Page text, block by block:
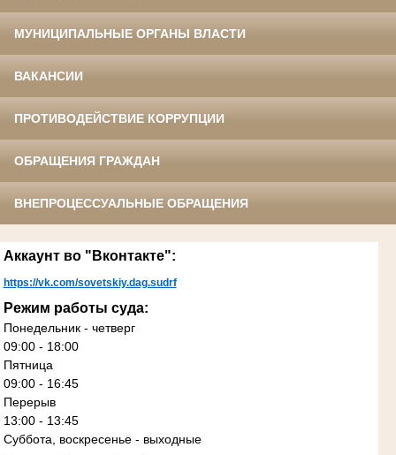
МУНИЦИПАЛЬНЫЕ ОРГАНЫ ВЛАСТИ
ВАКАНСИИ
ПРОТИВОДЕЙСТВИЕ КОРРУПЦИИ
ОБРАЩЕНИЯ ГРАЖДАН
ВНЕПРОЦЕССУАЛЬНЫЕ ОБРАЩЕНИЯ
Аккаунт во "Вконтакте":
https://vk.com/sovetskiy.dag.sudrf
Режим работы суда:
Понедельник - четверг
09:00 - 18:00
Пятница
09:00 - 16:45
Перерыв
13:00 - 13:45
Суббота, воскресенье - выходные